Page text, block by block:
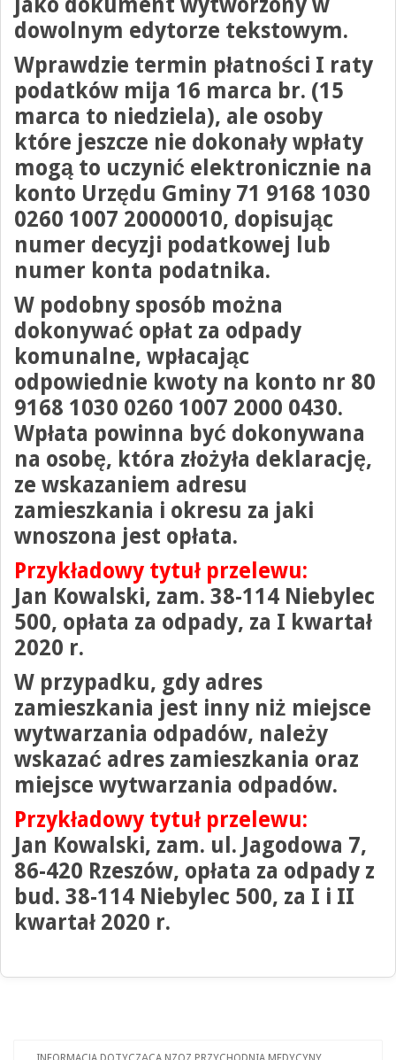
dowolnym edytorze tekstowym.
Wprawdzie termin płatności I raty
podatków mija 16 marca br. (15
marca to niedziela), ale osoby
które jeszcze nie dokonały wpłaty
mogą to uczynić elektronicznie na
konto Urzędu Gminy 71 9168 1030
0260 1007 20000010, dopisując
numer decyzji podatkowej lub
numer konta podatnika.
W podobny sposób można
dokonywać opłat za odpady
komunalne, wpłacając
odpowiednie kwoty na konto nr 80
9168 1030 0260 1007 2000 0430.
Wpłata powinna być dokonywana
na osobę, która złożyła deklarację,
ze wskazaniem adresu
zamieszkania i okresu za jaki
wnoszona jest opłata.
Przykładowy tytuł przelewu:
Jan Kowalski, zam. 38-114 Niebylec
500, opłata za odpady, za I kwartał
2020 r.
W przypadku, gdy adres
zamieszkania jest inny niż miejsce
wytwarzania odpadów, należy
wskazać adres zamieszkania oraz
miejsce wytwarzania odpadów.
Przykładowy tytuł przelewu:
Jan Kowalski, zam. ul. Jagodowa 7,
86-420 Rzeszów, opłata za odpady z
bud. 38-114 Niebylec 500, za I i II
kwartał 2020 r.